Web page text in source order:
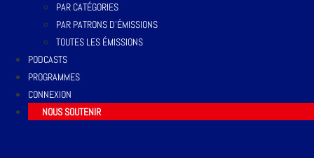
PAR CATÉGORIES
PAR PATRONS D’ÉMISSIONS
TOUTES LES ÉMISSIONS
PODCASTS
PROGRAMMES
CONNEXION
NOUS SOUTENIR